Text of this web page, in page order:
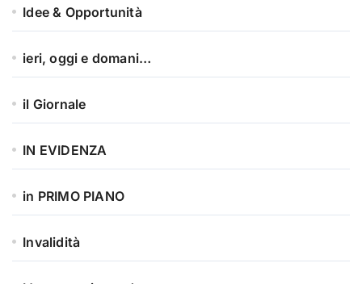
Idee & Opportunità
ieri, oggi e domani…
il Giornale
IN EVIDENZA
in PRIMO PIANO
Invalidità